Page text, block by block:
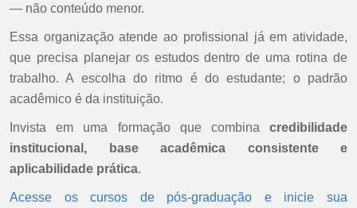
— não conteúdo menor.
Essa organização atende ao profissional já em atividade,
que precisa planejar os estudos dentro de uma rotina de
trabalho. A escolha do ritmo é do estudante; o padrão
acadêmico é da instituição.
Invista em uma formação que combina credibilidade
institucional, base acadêmica consistente e
aplicabilidade prática.
Acesse os cursos de pós-graduação e inicie sua